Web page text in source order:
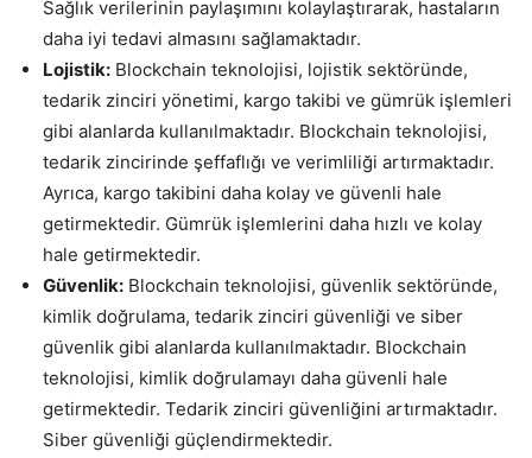
Sağlık verilerinin paylaşımını kolaylaştırarak, hastaların
daha iyi tedavi almasını sağlamaktadır.
Lojistik: Blockchain teknolojisi, lojistik sektöründe,
tedarik zinciri yönetimi, kargo takibi ve gümrük işlemleri
gibi alanlarda kullanılmaktadır. Blockchain teknolojisi,
tedarik zincirinde şeffaflığı ve verimliliği artırmaktadır.
Ayrıca, kargo takibini daha kolay ve güvenli hale
getirmektedir. Gümrük işlemlerini daha hızlı ve kolay
hale getirmektedir.
Güvenlik: Blockchain teknolojisi, güvenlik sektöründe,
kimlik doğrulama, tedarik zinciri güvenliği ve siber
güvenlik gibi alanlarda kullanılmaktadır. Blockchain
teknolojisi, kimlik doğrulamayı daha güvenli hale
getirmektedir. Tedarik zinciri güvenliğini artırmaktadır.
Siber güvenliği güçlendirmektedir.